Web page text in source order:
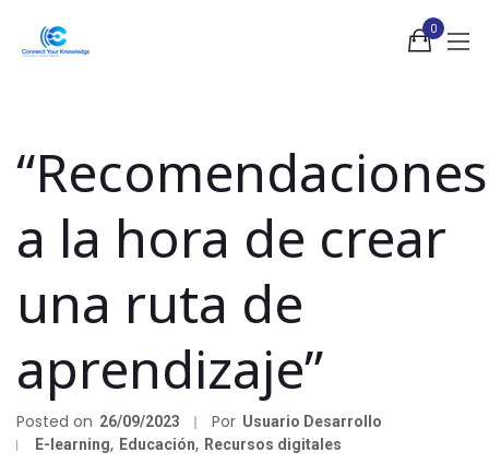
0
“Recomendaciones
a la hora de crear
una ruta de
aprendizaje”
Posted on 26/09/2023 Por Usuario Desarrollo
E-learning, Educación, Recursos digitales